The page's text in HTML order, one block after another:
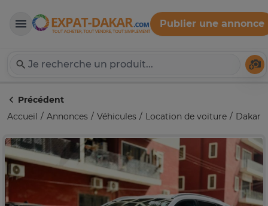
Expat-Dakar
Publier une annonce
Précédent
Accueil
Annonces Véhicules Location de voiture Dakar